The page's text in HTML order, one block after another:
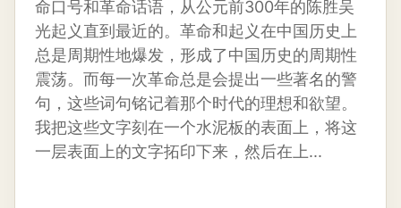
命口号和革命话语，从公元前300年的陈胜吴
光起义直到最近的。革命和起义在中国历史上
总是周期性地爆发，形成了中国历史的周期性
震荡。而每一次革命总是会提出一些著名的警
句，这些词句铭记着那个时代的理想和欲望。
我把这些文字刻在一个水泥板的表面上，将这
一层表面上的文字拓印下来，然后在上...